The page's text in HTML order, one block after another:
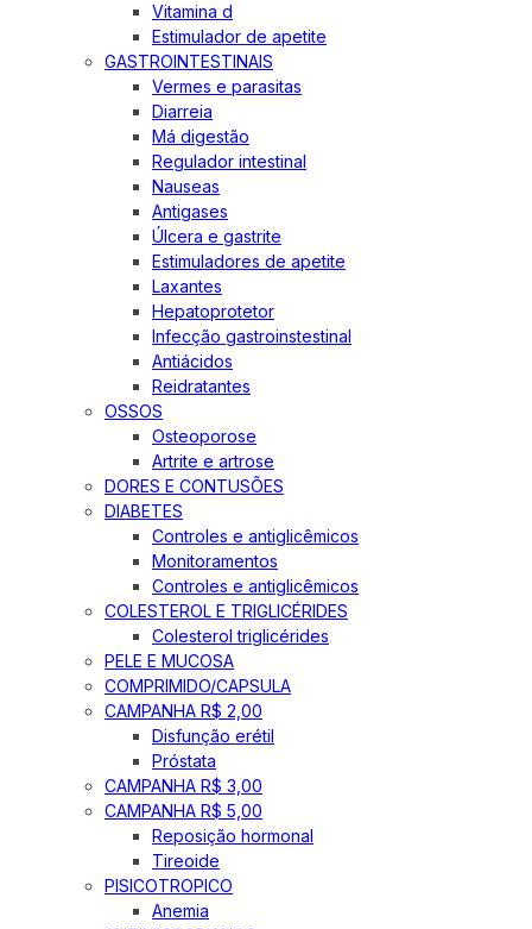
Vitamina d
Estimulador de apetite
GASTROINTESTINAIS
Vermes e parasitas
Diarreia
Má digestão
Regulador intestinal
Nauseas
Antigases
Úlcera e gastrite
Estimuladores de apetite
Laxantes
Hepatoprotetor
Infecção gastroinstestinal
Antiácidos
Reidratantes
OSSOS
Osteoporose
Artrite e artrose
DORES E CONTUSÕES
DIABETES
Controles e antiglicêmicos
Monitoramentos
Controles e antiglicêmicos
COLESTEROL E TRIGLICÉRIDES
Colesterol triglicérides
PELE E MUCOSA
COMPRIMIDO/CAPSULA
CAMPANHA R$ 2,00
Disfunção erétil
Próstata
CAMPANHA R$ 3,00
CAMPANHA R$ 5,00
Reposição hormonal
Tireoide
PISICOTROPICO
Anemia